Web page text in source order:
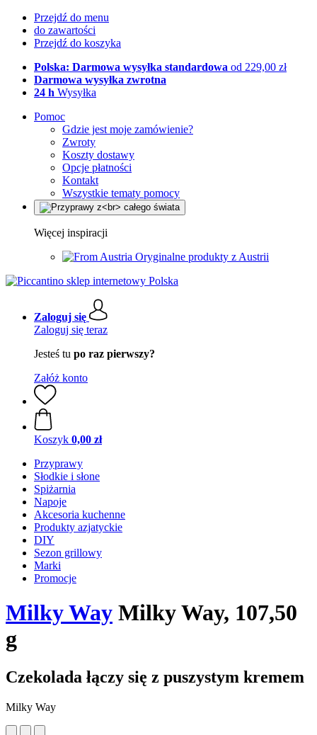
Przejdź do menu
do zawartości
Przejdź do koszyka
Polska: Darmowa wysyłka standardowa od 229,00 zł
Darmowa wysyłka zwrotna
24 h Wysyłka
Pomoc
Gdzie jest moje zamówienie?
Zwroty
Koszty dostawy
Opcje płatności
Kontakt
Wszystkie tematy pomocy
Więcej inspiracji
Oryginalne produkty z Austrii
Zaloguj się
Zaloguj się teraz
Jesteś tu po raz pierwszy?
Załóż konto
Koszyk 0,00 zł
Przyprawy
Słodkie i słone
Spiżarnia
Napoje
Akcesoria kuchenne
Produkty azjatyckie
DIY
Sezon grillowy
Marki
Promocje
Milky Way Milky Way, 107,50
g
Czekolada łączy się z puszystym kremem
Milky Way